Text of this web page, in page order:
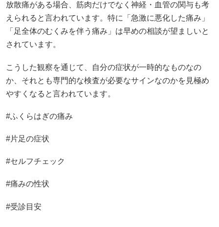
放散痛がある場合、筋肉だけでなく神経・血管の関与も考
えられると言われています。特に「急激に悪化した痛み」
「足全体のむくみを伴う痛み」は早めの相談が望ましいと
されています。
こうした観察を通じて、自分の症状が一時的なものなの
か、それとも専門的な検査が必要なサインなのかを見極め
やすくなると言われています。
#ふくらはぎの痛み
#片足の症状
#セルフチェック
#痛みの性状
#受診目安